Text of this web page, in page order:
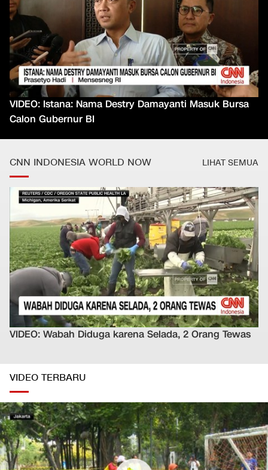
VIDEO: Istana: Nama Destry Damayanti Masuk Bursa
Calon Gubernur BI
CNN INDONESIA WORLD NOW LIHAT SEMUA
VIDEO: Wabah Diduga karena Selada, 2 Orang Tewas
VIDEO TERBARU